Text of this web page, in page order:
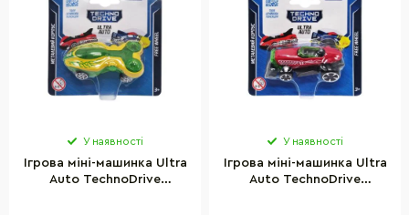
У наявності
Ігрова міні-машинка Ultra
Auto TechnoDrive
У наявності
Ігрова міні-машинка Ultra
Auto TechnoDrive